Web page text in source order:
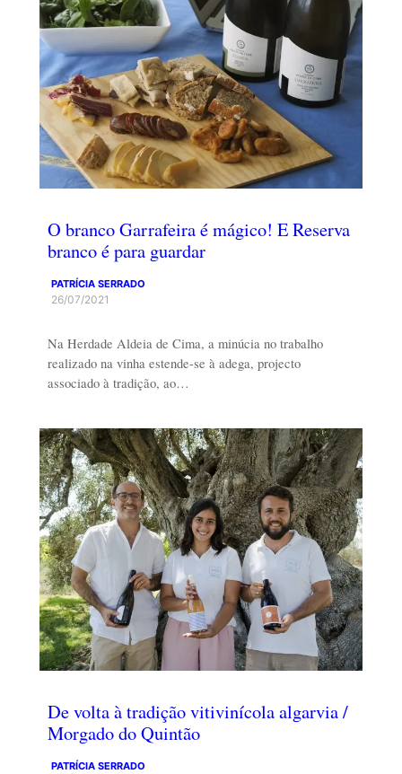
O branco Garrafeira é mágico! E Reserva
branco é para guardar
PATRÍCIA SERRADO
26/07/2021
Na Herdade Aldeia de Cima, a minúcia no trabalho
realizado na vinha estende-se à adega, projecto
associado à tradição, ao…
De volta à tradição vitivinícola algarvia /
Morgado do Quintão
PATRÍCIA SERRADO